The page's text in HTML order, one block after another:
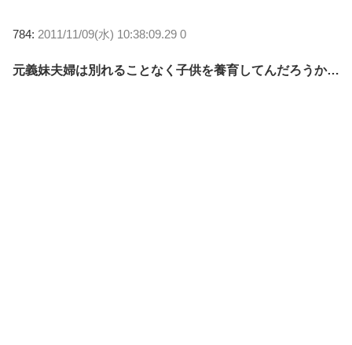
784: 2011/11/09(水) 10:38:09.29 0
元義妹夫婦は別れることなく子供を養育してんだろうか…